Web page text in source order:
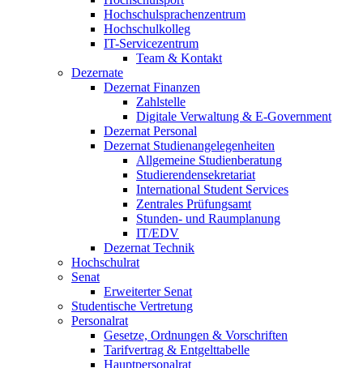
Hochschulsprachenzentrum
Hochschulkolleg
IT-Servicezentrum
Team & Kontakt
Dezernate
Dezernat Finanzen
Zahlstelle
Digitale Verwaltung & E-Government
Dezernat Personal
Dezernat Studienangelegenheiten
Allgemeine Studienberatung
Studierendensekretariat
International Student Services
Zentrales Prüfungsamt
Stunden- und Raumplanung
IT/EDV
Dezernat Technik
Hochschulrat
Senat
Erweiterter Senat
Studentische Vertretung
Personalrat
Gesetze, Ordnungen & Vorschriften
Tarifvertrag & Entgelttabelle
Hauptpersonalrat